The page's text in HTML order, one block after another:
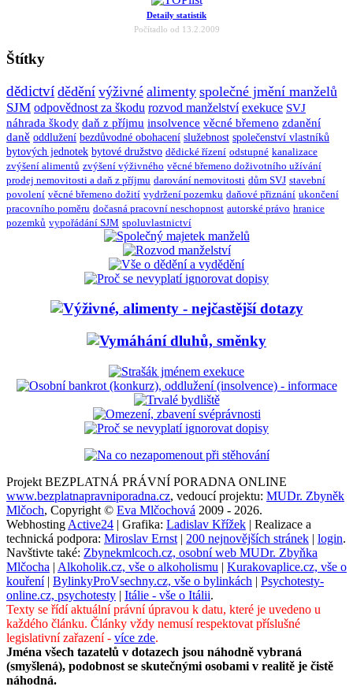
Detaily statistik
Počítadlo od 13.2.2009
Štítky
dědictví dědění výživné alimenty společné jmění manželů
SJM odpovědnost za škodu rozvod manželství exekuce SVJ
náhrada škody daň z příjmu insolvence věcné břemeno zdanění
daně oddlužení bezdůvodné obohacení služebnost společenství vlastníků
bytových jednotek bytové družstvo dědické řízení odstupné kanalizace
zvýšení alimentů zvýšení výživného věcné břemeno doživotního užívání
prodej nemovitosti a daň z příjmu darování nemovitosti dům SVJ stavební
povolení věcné břemeno dožití vydržení pozemku daňové přiznání ukončení
pracovního poměru dočasná pracovní neschopnost autorské právo hranice
pozemků vypořádání SJM spoluvlastnictví
Projekt BEZPLATNÁ PRÁVNÍ PORADNA ONLINE
www.bezplatnapravniporadna.cz, vedoucí projektu: MUDr. Zbyněk
Mlčoch, Copyright © Eva Mlčochová 2009 - 2026.
Webhosting Active24 | Grafika: Ladislav Křížek | Realizace a
technická podpora: Miroslav Ernst | 200 nejnovějších stránek | login.
Navštivte také: Zbynekmlcoch.cz, osobní web MUDr. Zbyňka
Mlčocha | Alkoholik.cz, vše o alkoholismu | Kurakovaplice.cz, vše o
kouření| BylinkyProVsechny.cz, vše o bylinkách | Psychotesty-
online.cz, psychotesty | Itálie - vše o Itálii.
Texty se řídí aktuální právní úpravou k datu, které je uvedeno u
každého článku. Články vždy nemusí respektovat příslušné
legislativní zařazení - více zde.
Jména všech tazatelů v dotazech jsou náhodně vybraná
(smyšlená), podobnost se skutečnými osobami v realitě je čistě
náhodná.